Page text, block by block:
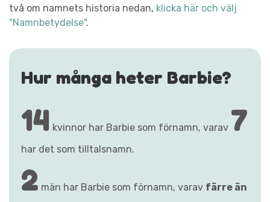
två om namnets historia nedan, klicka här och välj
"Namnbetydelse".
Hur många heter Barbie?
14 kvinnor har Barbie som förnamn, varav 7
har det som tilltalsnamn.
2 män har Barbie som förnamn, varav färre än